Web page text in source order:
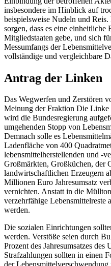
insbesondere im Hinblick auf
beispielsweise Nudeln und
sorgen, dass es eine einheitliche
Mitgliedstaaten gebe, und sich
Messumfangs der
vollständige und vergleichbare
Antrag der Linken
Das Wegwerfen und Zerstören
Meinung der Fraktion Die
wird die Bundesregierung
umgehenden Stopp von
Demnach solle es
Ladenfläche von 400
lebensmittelherstellenden und -
Großmärkten, Großküchen, der
landwirtschaftlichen Erzeugern
Millionen Euro Jahresumsatz
vernichten. Anstatt in die
verzehrfähige Lebensmittelreste
werden.
Die sozialen Einrichtungen
werden. Verstöße seien durch
Prozent des Jahresumsatzes des
Strafzahlungen sollten in einen